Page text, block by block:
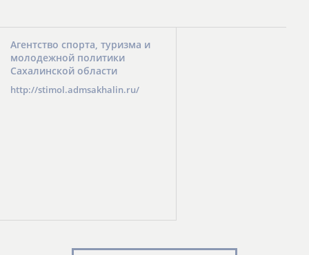
Агентство спорта, туризма и
молодежной политики
Сахалинской области
http://stimol.admsakhalin.ru/